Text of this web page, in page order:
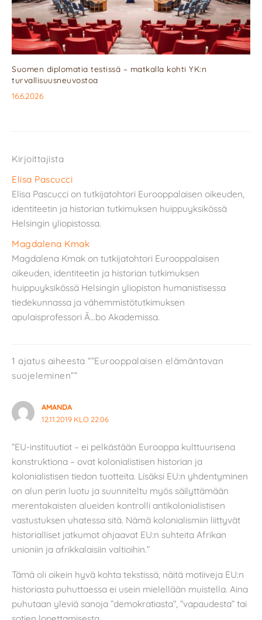
Suomen diplomatia testissä – matkalla kohti YK:n
turvallisuusneuvostoa
16.6.2026
Kirjoittajista
Elisa Pascucci
Elisa Pascucci on tutkijatohtori Eurooppalaisen oikeuden,
identiteetin ja historian tutkimuksen huippuyksikössä
Helsingin yliopistossa.
Magdalena Kmak
Magdalena Kmak on tutkijatohtori Eurooppalaisen
oikeuden, identiteetin ja historian tutkimuksen
huippuyksikössä Helsingin yliopiston humanistisessa
tiedekunnassa ja vähemmistötutkimuksen
apulaisprofessori Ã…bo Akademissa.
1 ajatus aiheesta “”Eurooppalaisen elämäntavan
suojeleminen””
AMANDA
12.11.2019 KLO 22:06
”EU-instituutiot – ei pelkästään Eurooppa kulttuurisena
konstruktiona – ovat kolonialistisen historian ja
kolonialistisen tiedon tuotteita. Lisäksi EU:n yhdentyminen
on alun perin luotu ja suunniteltu myös säilyttämään
merentakaisten alueiden kontrolli antikolonialistisen
vastustuksen uhatessa sitä. Nämä kolonialismiin liittyvät
historialliset jatkumot ohjaavat EU:n suhteita Afrikan
unioniin ja afrikkalaisiin valtioihin.”
Tämä oli oikein hyvä kohta tekstissä, näitä motiiveja EU:n
historiasta puhuttaessa ei usein mielellään muistella. Aina
puhutaan yleviä sanoja ”demokratiasta”, ”vapaudesta” tai